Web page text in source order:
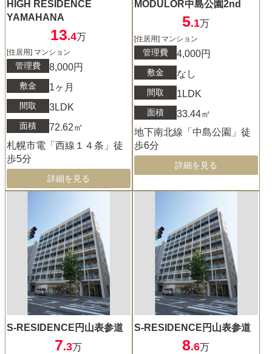
HIGH RESIDENCE
YAMAHANA
13.4万
[住居用] マンション
管理費 8,000円
敷金 1ヶ月
間取 3LDK
面積
72.62㎡
札幌市電「西線１４条」徒
歩5分
詳細を見る
MODULOR中島公園2nd
5.1万
[住居用] マンション
管理費 4,000円
敷金 なし
間取 1LDK
面積
33.44㎡
地下南北線「中島公園」徒
歩6分
詳細を見る
S-RESIDENCE円山表参道
7.3万
S-RESIDENCE円山表参道
8.6万